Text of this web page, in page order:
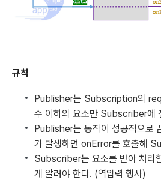
규칙
Publisher는 Subscription의
수 이하의 요소만 Subscriber에
Publisher는 동작이 성공적으로
가 발생하면 onError를 호출해
Subscriber는 요소를 받아 처리
게 알려야 한다. (역압력 행사)